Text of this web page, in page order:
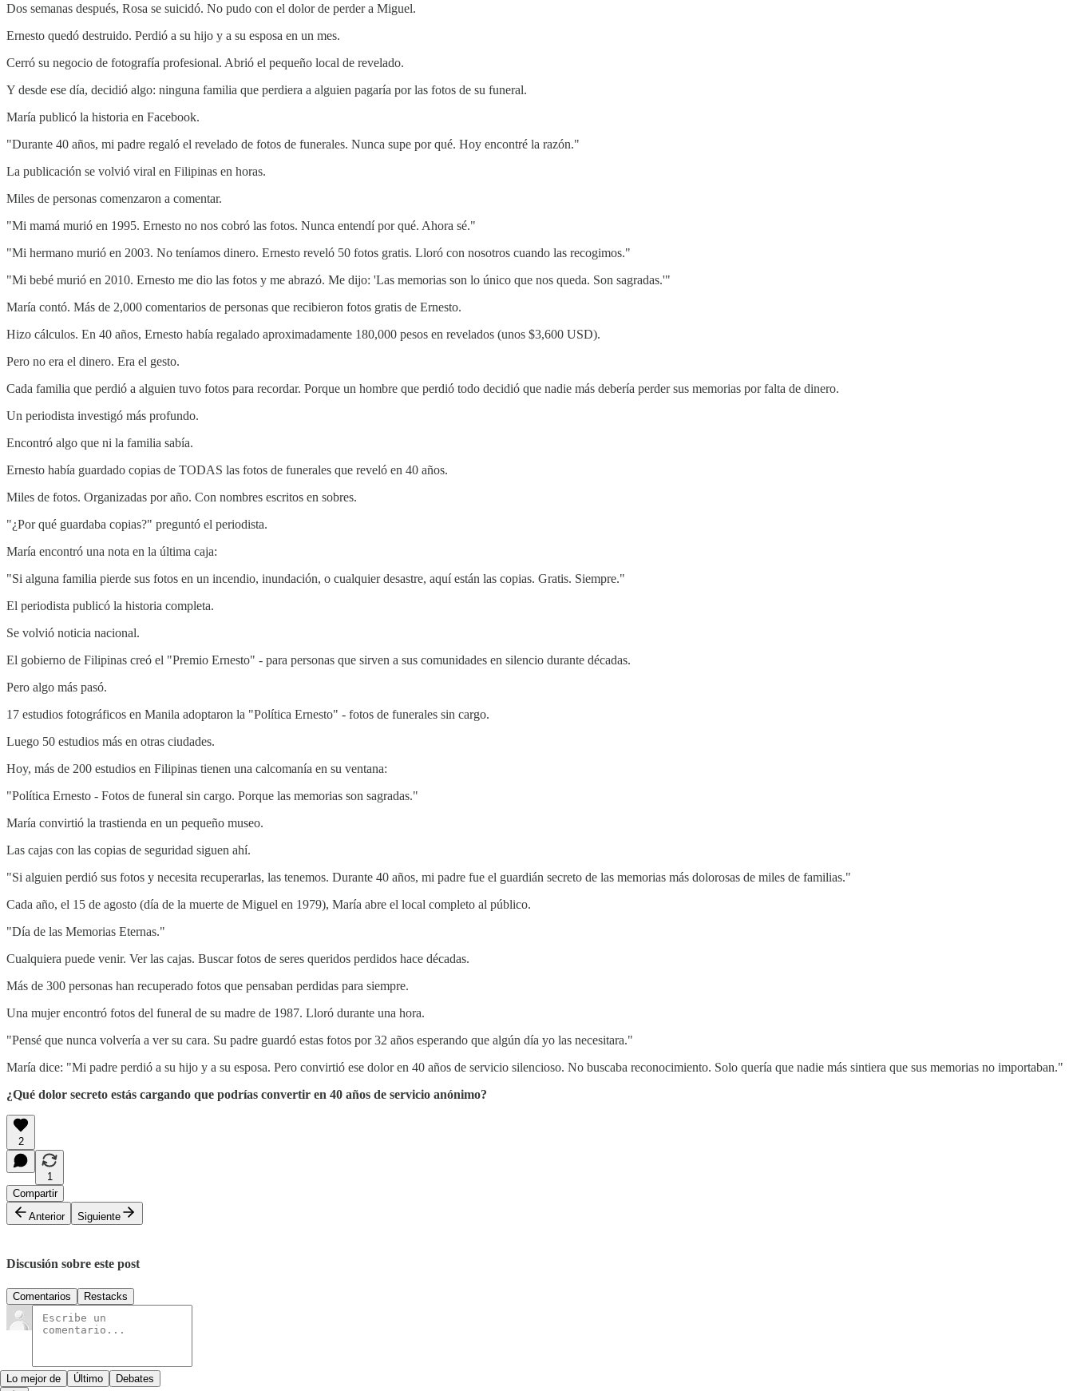
Dos semanas después, Rosa se suicidó. No pudo con el dolor de perder a Miguel.
Ernesto quedó destruido. Perdió a su hijo y a su esposa en un mes.
Cerró su negocio de fotografía profesional. Abrió el pequeño local de revelado.
Y desde ese día, decidió algo: ninguna familia que perdiera a alguien pagaría por las fotos de su funeral.
María publicó la historia en Facebook.
"Durante 40 años, mi padre regaló el revelado de fotos de funerales. Nunca supe por qué. Hoy encontré la razón."
La publicación se volvió viral en Filipinas en horas.
Miles de personas comenzaron a comentar.
"Mi mamá murió en 1995. Ernesto no nos cobró las fotos. Nunca entendí por qué. Ahora sé."
"Mi hermano murió en 2003. No teníamos dinero. Ernesto reveló 50 fotos gratis. Lloró con nosotros cuando las recogimos."
"Mi bebé murió en 2010. Ernesto me dio las fotos y me abrazó. Me dijo: 'Las memorias son lo único que nos queda. Son sagradas.'"
María contó. Más de 2,000 comentarios de personas que recibieron fotos gratis de Ernesto.
Hizo cálculos. En 40 años, Ernesto había regalado aproximadamente 180,000 pesos en revelados (unos $3,600 USD).
Pero no era el dinero. Era el gesto.
Cada familia que perdió a alguien tuvo fotos para recordar. Porque un hombre que perdió todo decidió que nadie más debería perder sus memorias por falta de dinero.
Un periodista investigó más profundo.
Encontró algo que ni la familia sabía.
Ernesto había guardado copias de TODAS las fotos de funerales que reveló en 40 años.
Miles de fotos. Organizadas por año. Con nombres escritos en sobres.
"¿Por qué guardaba copias?" preguntó el periodista.
María encontró una nota en la última caja:
"Si alguna familia pierde sus fotos en un incendio, inundación, o cualquier desastre, aquí están las copias. Gratis. Siempre."
El periodista publicó la historia completa.
Se volvió noticia nacional.
El gobierno de Filipinas creó el "Premio Ernesto" - para personas que sirven a sus comunidades en silencio durante décadas.
Pero algo más pasó.
17 estudios fotográficos en Manila adoptaron la "Política Ernesto" - fotos de funerales sin cargo.
Luego 50 estudios más en otras ciudades.
Hoy, más de 200 estudios en Filipinas tienen una calcomanía en su ventana:
"Política Ernesto - Fotos de funeral sin cargo. Porque las memorias son sagradas."
María convirtió la trastienda en un pequeño museo.
Las cajas con las copias de seguridad siguen ahí.
"Si alguien perdió sus fotos y necesita recuperarlas, las tenemos. Durante 40 años, mi padre fue el guardián secreto de las memorias más dolorosas de miles de familias."
Cada año, el 15 de agosto (día de la muerte de Miguel en 1979), María abre el local completo al público.
"Día de las Memorias Eternas."
Cualquiera puede venir. Ver las cajas. Buscar fotos de seres queridos perdidos hace décadas.
Más de 300 personas han recuperado fotos que pensaban perdidas para siempre.
Una mujer encontró fotos del funeral de su madre de 1987. Lloró durante una hora.
"Pensé que nunca volvería a ver su cara. Su padre guardó estas fotos por 32 años esperando que algún día yo las necesitara."
María dice: "Mi padre perdió a su hijo y a su esposa. Pero convirtió ese dolor en 40 años de servicio silencioso. No buscaba reconocimiento. Solo quería que nadie más sintiera que sus memorias no importaban."
¿Qué dolor secreto estás cargando que podrías convertir en 40 años de servicio anónimo?
2
1
Compartir
Anterior
Siguiente
Discusión sobre este post
Comentarios Restacks
Lo mejor de Último Debates